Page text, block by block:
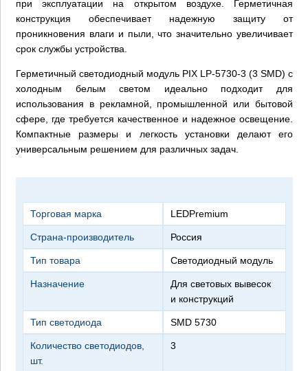
при эксплуатации на открытом воздухе. Герметичная
конструкция обеспечивает надежную защиту от
проникновения влаги и пыли, что значительно увеличивает
срок службы устройства.
Герметичный светодиодный модуль PIX LP-5730-3 (3 SMD) с
холодным белым светом идеально подходит для
использования в рекламной, промышленной или бытовой
сфере, где требуется качественное и надежное освещение.
Компактные размеры и легкость установки делают его
универсальным решением для различных задач.
Торговая марка LEDPremium
Страна-производитель Россия
Тип товара светодиодный модуль
Назначение
для световых вывесок
и конструкций
Тип светодиода SMD 5730
Количество светодиодов,
шт.
3